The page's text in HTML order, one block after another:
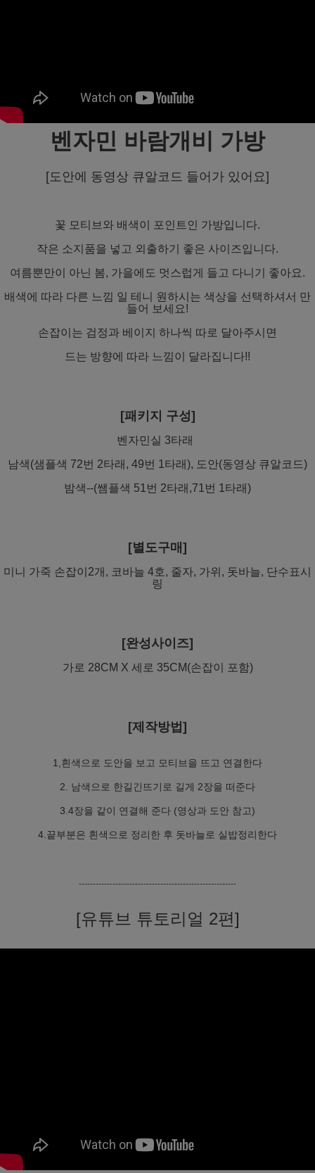
벤자민 바람개비 가방
[도안에 동영상 큐알코드 들어가 있어요]
꽃 모티브와 배색이 포인트인 가방입니다.
작은 소지품을 넣고 외출하기 좋은 사이즈입니다.
여름뿐만이 아닌 봄, 가을에도 멋스럽게 들고 다니기 좋아요.
배색에 따라 다른 느낌 일 테니 원하시는 색상을 선택하셔서 만
들어 보세요!
손잡이는 검정과 베이지 하나씩 따로 달아주시면
드는 방향에 따라 느낌이 달라집니다!!
[패키지 구성]
벤자민실 3타래
남색(샘플색 72번 2타래, 49번 1타래), 도안(동영상 큐알코드)
밤색--(쌤플색 51번 2타래,71번 1타래)
[별도구매]
미니 가죽 손잡이2개, 코바늘 4호, 줄자, 가위, 돗바늘, 단수표시
링
[완성사이즈]
가로 28CM X 세로 35CM(손잡이 포함)
[제작방법]
1,흰색으로 도안을 보고 모티브을 뜨고 연결한다
2. 남색으로 한길긴뜨기로 길게 2장을 떠준다
3.4장을 같이 연결해 준다 (영상과 도안 참고)
4.끝부분은 흰색으로 정리한 후 돗바늘로 실밥정리한다
--------------------------------------------------------
[유튜브 튜토리얼 2편]